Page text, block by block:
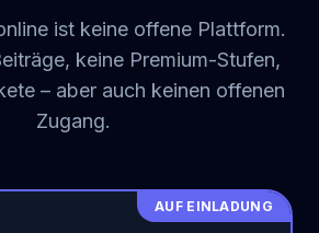
ist keine offene Plattform.
keine Premium-Stufen,
– aber auch keinen offenen
Zugang.
AUF EINLADUNG